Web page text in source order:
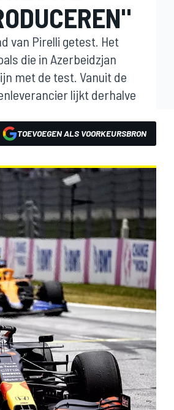
van Pirelli getest. Het
die in Azerbeidzjan
met de test. Vanuit de
lijkt derhalve
TOEVOEGEN ALS VOORKEURSBRON